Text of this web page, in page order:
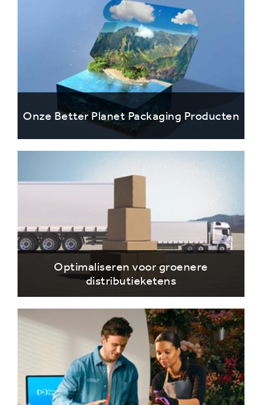
Onze Better Planet Packaging Producten
Optimaliseren voor groenere
distributieketens